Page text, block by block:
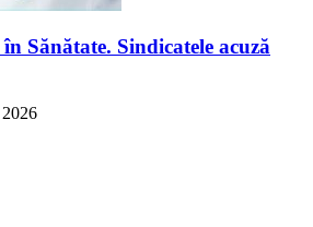
Sănătate. Sindicatele acuză